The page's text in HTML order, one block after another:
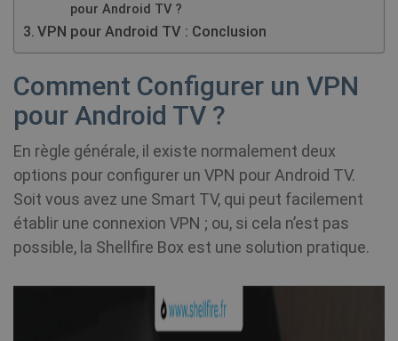
pour Android TV ?
VPN pour Android TV : Conclusion
Comment Configurer un VPN
pour Android TV ?
En règle générale, il existe normalement deux
options pour configurer un VPN pour Android TV.
Soit vous avez une Smart TV, qui peut facilement
établir une connexion VPN ; ou, si cela n’est pas
possible, la Shellfire Box est une solution pratique.